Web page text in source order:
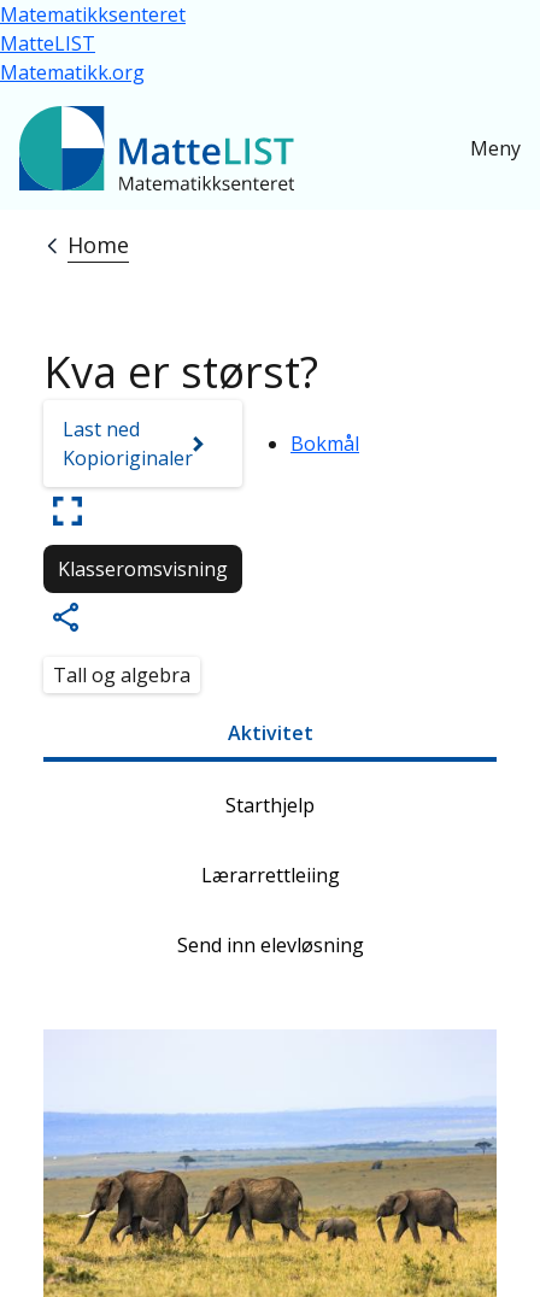
Skip to main content
Matematikksenteret
MatteLIST
Matematikk.org
Meny
Breadcrumb
Home
Kva er størst?
Last ned
Kopioriginaler
Bokmål
Klasseromsvisning
Tall og algebra
Aktivitet
Starthjelp
Lærarrettleiing
Send inn elevløsning